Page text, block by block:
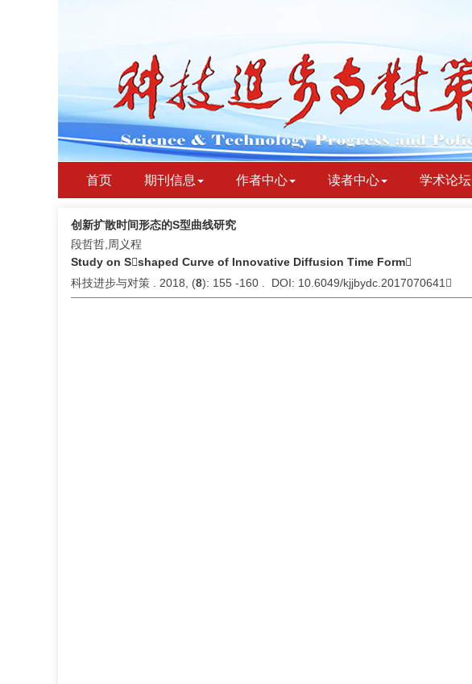
首页 期刊信息 作者中心 读者中心 学术论坛
创新扩散时间形态的S型曲线研究
段哲哲,周义程
Study on Sshaped Curve of Innovative Diffusion Time Form
科技进步与对策 . 2018, (8): 155 -160 . DOI: 10.6049/kjjbydc.2017070641